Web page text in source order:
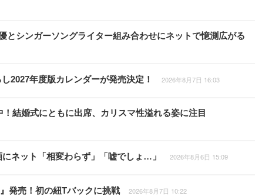
とシンガーソングライター組み合わせにネットで憶測広がる
2027年度版カレンダーが発売決定！ 2026年8月7日 16:03
結婚式にともに出席、カリスマ性溢れる姿に注目
ネット「相変わらず」「嘘でしょ…」 2026年8月6日 15:09
発売！初の紐Tバックに挑戦 2026年8月7日 10:22